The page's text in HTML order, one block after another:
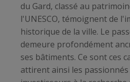
du Gard, classé au
l'UNESCO, témoignent de
historique de la ville. Le
demeure profondément
ses bâtiments. Ce sont ces
attirent ainsi les